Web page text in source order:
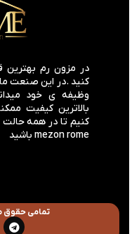
در مزون رم بهترین
کنید .در این صنعت
وظیفه ی خود
بالاترین کیفیت
کنیم تا در همه حالت
mezon rome باشید
تمامی حقوق